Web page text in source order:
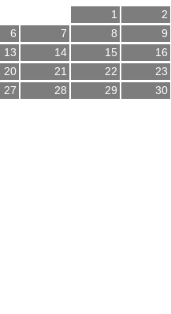
1
2
6 7 8
9
13 14 15
16
20 21 22
23
27 28 29
30